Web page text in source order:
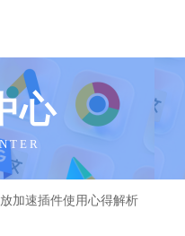
心
T E R
加速插件使用心得解析